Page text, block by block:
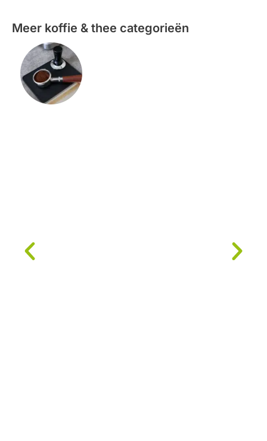
Meer koffie & thee categorieën